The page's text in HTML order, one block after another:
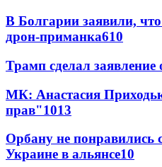
В Болгарии заявили,
дрон-приманка610
Трамп сделал
МК: Анастасия
прав"1013
Орбану не понравились
Украине в альянсе10